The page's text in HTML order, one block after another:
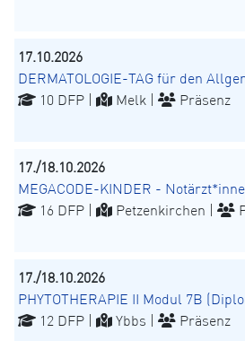
17.10.2026
DERMATOLOGIE-TAG für den
10 DFP |
Melk | Präsenz
17./18.10.2026
MEGACODE-KINDER -
16 DFP |
Petzenkirchen |
17./18.10.2026
PHYTOTHERAPIE II Modul 7B
12 DFP |
Ybbs | Präsenz